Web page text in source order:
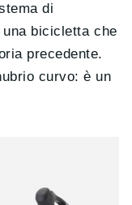
di
bicicletta che
precedente.
curvo: è un